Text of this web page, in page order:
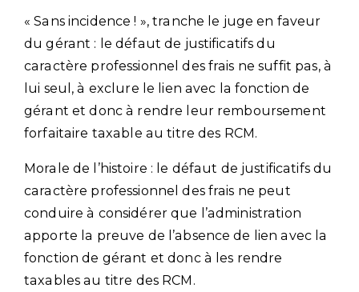
« Sans incidence ! », tranche le juge en faveur
du gérant : le défaut de justificatifs du
caractère professionnel des frais ne suffit pas, à
lui seul, à exclure le lien avec la fonction de
gérant et donc à rendre leur remboursement
forfaitaire taxable au titre des RCM.
Morale de l’histoire : le défaut de justificatifs du
caractère professionnel des frais ne peut
conduire à considérer que l’administration
apporte la preuve de l’absence de lien avec la
fonction de gérant et donc à les rendre
taxables au titre des RCM.